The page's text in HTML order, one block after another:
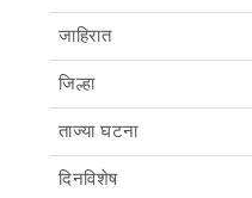
जाहिरात
जिल्हा
ताज्या घटना
दिनविशेष